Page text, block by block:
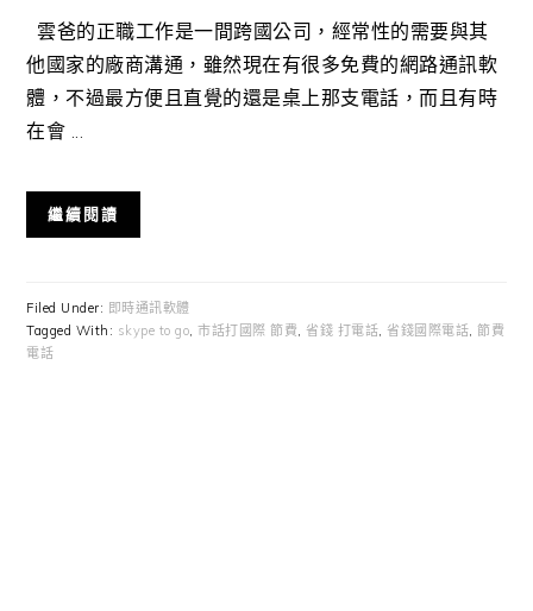
雲爸的正職工作是一間跨國公司，經常性的需要與其
他國家的廠商溝通，雖然現在有很多免費的網路通訊軟
體，不過最方便且直覺的還是桌上那支電話，而且有時
在會 ...
繼續閱讀
Filed Under: 即時通訊軟體
Tagged With: skype to go ,市話打國際 節費 ,省錢 打電話 ,省錢國際電話 ,節費
電話